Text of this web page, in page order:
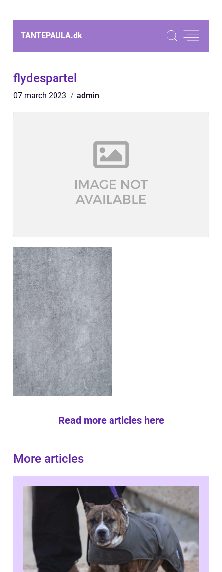
TANTEPAULA.dk
flydespartel
07 march 2023 admin
Read more articles here
More articles